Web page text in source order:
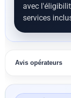
avec l'éligibilité à
services
Avis opérateurs